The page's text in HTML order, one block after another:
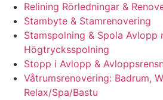
Relining Rörledningar &
Stambyte & Stamrenovering
Stamspolning & Spola Avlopp
Högtrycksspolning
Stopp i Avlopp &
Våtrumsrenovering: Badrum,
Relax/Spa/Bastu